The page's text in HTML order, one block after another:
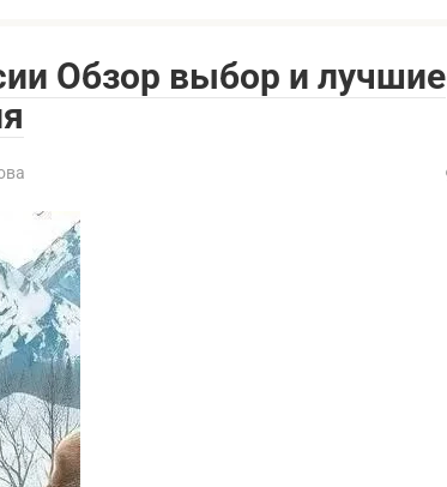
Обзор выбор и лучшие